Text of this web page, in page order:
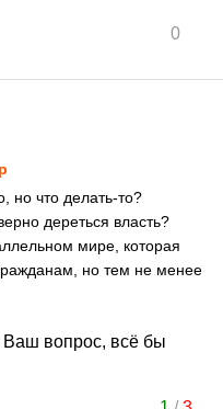
0
но что делать-то?
дереться власть?
мире, которая
но тем не менее
Ваш вопрос, всё бы